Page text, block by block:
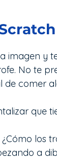
imagen y
No te
de comer
que
los
a